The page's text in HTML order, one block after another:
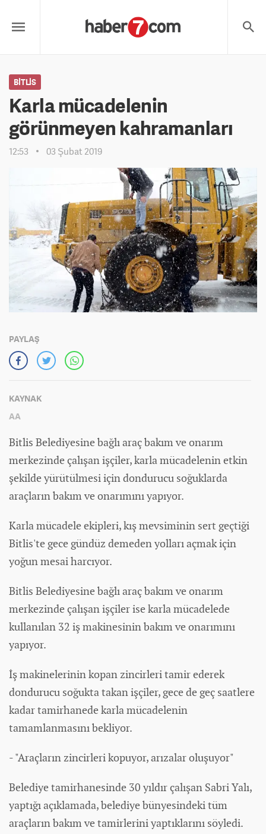
BITLIS
Karla mücadelenin
görünmeyen kahramanları
12:53 03 Şubat 2019
PAYLAŞ
KAYNAK
AA
Bitlis Belediyesine bağlı araç bakım ve onarım
merkezinde çalışan işçiler, karla mücadelenin etkin
şekilde yürütülmesi için dondurucu soğuklarda
araçların bakım ve onarımını yapıyor.
Karla mücadele ekipleri, kış mevsiminin sert geçtiği
Bitlis'te gece gündüz demeden yolları açmak için
yoğun mesai harcıyor.
Bitlis Belediyesine bağlı araç bakım ve onarım
merkezinde çalışan işçiler ise karla mücadelede
kullanılan 32 iş makinesinin bakım ve onarımını
yapıyor.
İş makinelerinin kopan zincirleri tamir ederek
dondurucu soğukta takan işçiler, gece de geç saatlere
kadar tamirhanede karla mücadelenin
tamamlanmasını bekliyor.
- "Araçların zincirleri kopuyor, arızalar oluşuyor"
Belediye tamirhanesinde 30 yıldır çalışan Sabri Yalı,
yaptığı açıklamada, belediye bünyesindeki tüm
araçların bakım ve tamirlerini yaptıklarını söyledi.